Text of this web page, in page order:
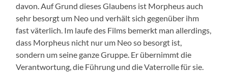
davon. Auf Grund dieses Glaubens ist Morpheus auch
sehr besorgt um Neo und verhält sich gegenüber ihm
fast väterlich. Im laufe des Films bemerkt man allerdings,
dass Morpheus nicht nur um Neo so besorgt ist,
sondern um seine ganze Gruppe. Er übernimmt die
Verantwortung, die Führung und die Vaterrolle für sie.